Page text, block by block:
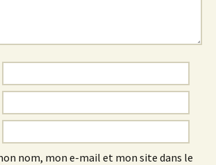
nom, mon e-mail et mon site dans le